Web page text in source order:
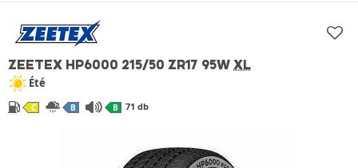
ZEETEX HP6000 215/50 ZR17 95W XL
Été
C B B 71 db